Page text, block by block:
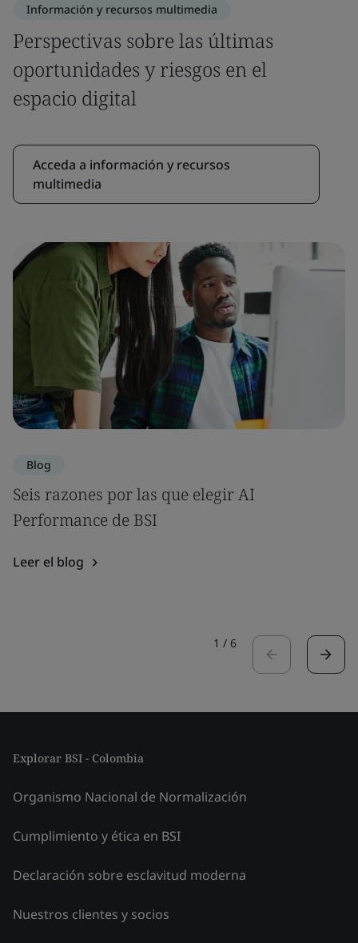
Información y recursos multimedia
Perspectivas sobre las últimas
oportunidades y riesgos en el
espacio digital
Acceda a información y recursos
multimedia
Blog
Seis razones por las que elegir AI
Performance de BSI
Leer el blog
1 / 6
Explorar BSI - Colombia
Organismo Nacional de Normalización
Cumplimiento y ética en BSI
Declaración sobre esclavitud moderna
Nuestros clientes y socios